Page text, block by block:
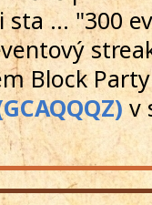
... "300
Block
v